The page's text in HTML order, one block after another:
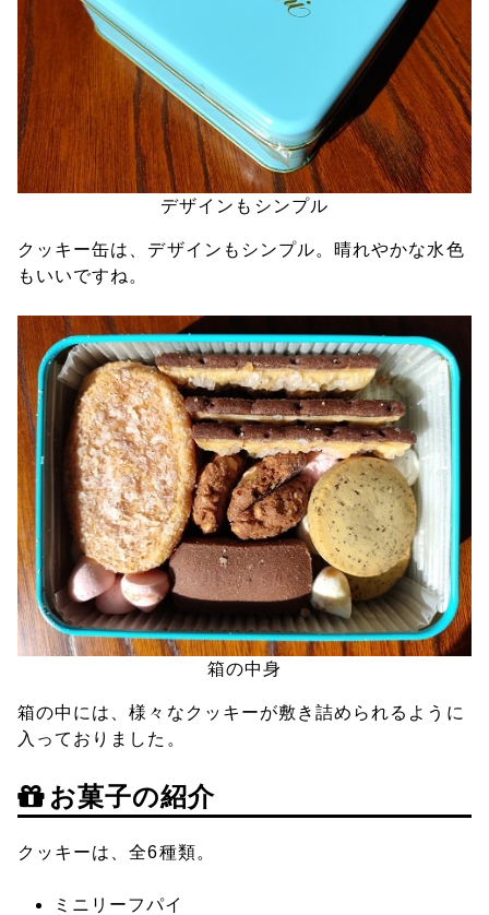
デザインもシンプル
クッキー缶は、デザインもシンプル。晴れやかな水色
もいいですね。
箱の中身
箱の中には、様々なクッキーが敷き詰められるように
入っておりました。
お菓子の紹介
クッキーは、全6種類。
ミニリーフパイ